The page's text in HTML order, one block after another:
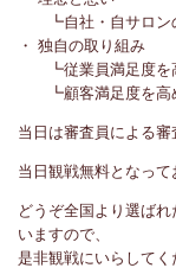
┗自社・自サロンの
・ 独自の取り組み
┗従業員満足度を
┗顧客満足度を高
当日は審査員による
当日観戦無料となって
どうぞ全国より選ば
いますので、
是非観戦にいらしてく